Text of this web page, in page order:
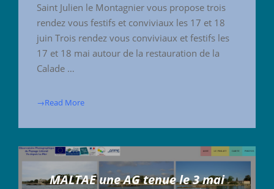
Saint Julien le Montagnier vous propose trois
rendez vous festifs et conviviaux les 17 et 18
juin Trois rendez vous conviviaux et festifs les
17 et 18 mai autour de la restauration de la
Calade …
→Read More
MALTAE une AG tenue le 3 mai